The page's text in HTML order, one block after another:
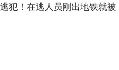
犯！在逃人员刚出地铁就被